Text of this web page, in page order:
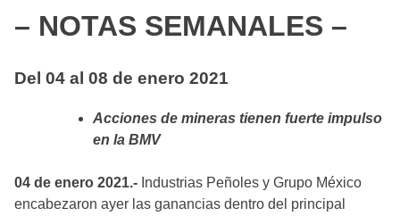
– NOTAS SEMANALES –
Del 04 al 08 de enero 2021
Acciones de mineras tienen fuerte impulso
en la BMV
04 de enero 2021.- Industrias Peñoles y Grupo México
encabezaron ayer las ganancias dentro del principal